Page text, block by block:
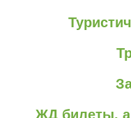
ЖД билеты,